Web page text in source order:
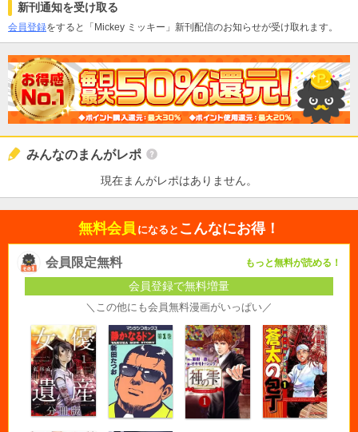
新刊通知を受け取る
会員登録をすると「Mickey ミッキー」新刊配信のお知らせが受け取れます。
みんなのまんがレポ
現在まんがレポはありません。
無料会員 になると こんなにお得！
会員限定無料 もっと無料が読める！
会員登録で無料増量
＼この他にも会員無料漫画がいっぱい／